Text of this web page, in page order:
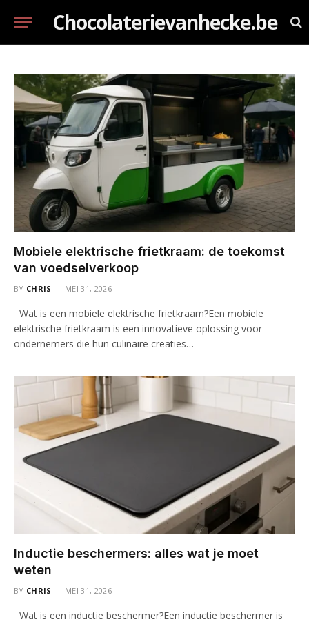
Chocolaterievanhecke.be
Mobiele elektrische frietkraam: de toekomst
van voedselverkoop
BY CHRIS MEI 31, 2026
Wat is een mobiele elektrische frietkraam?Een mobiele
elektrische frietkraam is een innovatieve oplossing voor
ondernemers die hun culinaire creaties…
Inductie beschermers: alles wat je moet
weten
BY CHRIS MEI 31, 2026
Wat is een inductie beschermer?Een inductie beschermer is